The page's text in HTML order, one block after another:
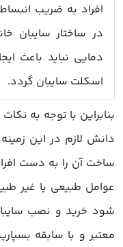
افراد به ضریب
در ساختار سایبان
دمایی نباید باعث
اسکلت سایبان گردد.
بنابراین با توجه به
دانش لازم در این
ساخت آن را به دست
عوامل طبیعی یا غیر
شود خرید و نصب
معتبر و با سابقه